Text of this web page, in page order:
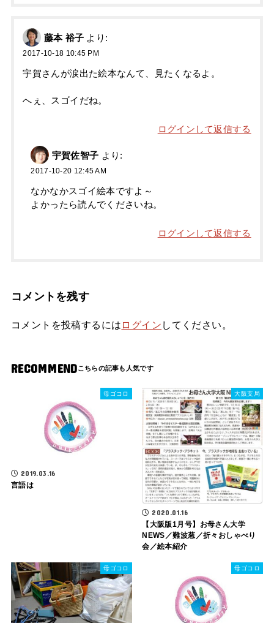
藤本 裕子 より:
2017-10-18 10:45 PM
宇賀さんが涙出た絵本なんて、見たくなるよ。
へぇ、スゴイだね。
ログインして返信する
宇賀佐智子 より:
2017-10-20 12:45 AM
なかなかスゴイ絵本ですよ～
よかったら読んでくださいね。
ログインして返信する
コメントを残す
コメントを投稿するには ログイン してください。
RECOMMEND
母ゴコロ
2019.03.16
言語は
大阪支局
2020.01.16
【大阪版1月号】お母さん大学
NEWS／難波葱／折々おしゃべり
会／絵本紹介
母ゴコロ 母ゴコロ